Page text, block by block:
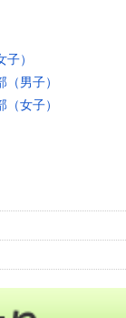
）
男子）
女子）